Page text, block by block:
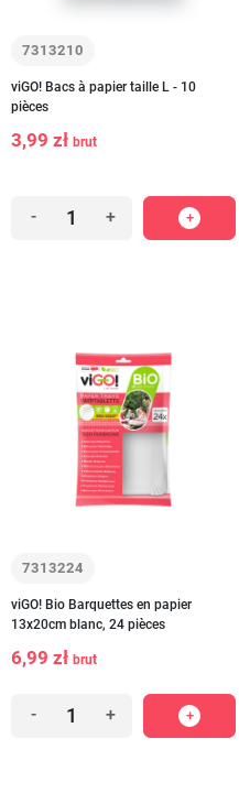
7313210
viGO! Bacs à papier taille L - 10
pièces
3,99 zł brut
- +
7313224
viGO! Bio Barquettes en papier
13x20cm blanc, 24 pièces
6,99 zł brut
- +